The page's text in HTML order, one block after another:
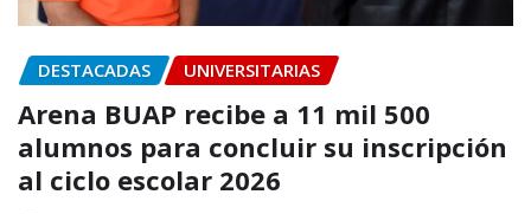
DESTACADAS UNIVERSITARIAS
Arena BUAP recibe a 11 mil 500
alumnos para concluir su inscripción
al ciclo escolar 2026